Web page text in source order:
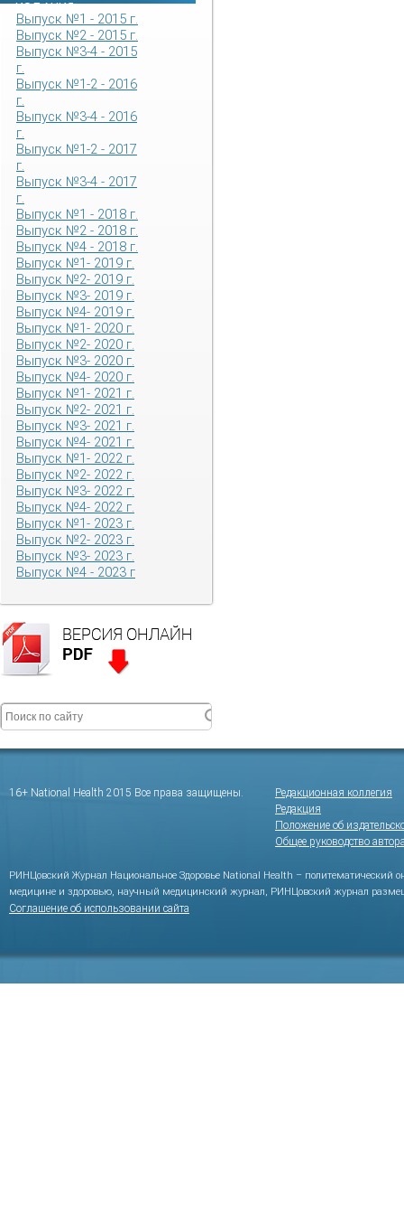
ИЗДАНИЯ
Выпуск №1 - 2015 г.
Выпуск №2 - 2015 г.
Выпуск №3-4 - 2015
г.
Выпуск №1-2 - 2016
г.
Выпуск №3-4 - 2016
г.
Выпуск №1-2 - 2017
г.
Выпуск №3-4 - 2017
г.
Выпуск №1 - 2018 г.
Выпуск №2 - 2018 г.
Выпуск №4 - 2018 г.
Выпуск №1- 2019 г.
Выпуск №2- 2019 г.
Выпуск №3- 2019 г.
Выпуск №4- 2019 г.
Выпуск №1- 2020 г.
Выпуск №2- 2020 г.
Выпуск №3- 2020 г.
Выпуск №4- 2020 г.
Выпуск №1- 2021 г.
Выпуск №2- 2021 г.
Выпуск №3- 2021 г.
Выпуск №4- 2021 г.
Выпуск №1- 2022 г.
Выпуск №2- 2022 г.
Выпуск №3- 2022 г.
Выпуск №4- 2022 г.
Выпуск №1- 2023 г.
Выпуск №2- 2023 г.
Выпуск №3- 2023 г.
Выпуск №4 - 2023 г
16+ National Health 2015 Все права защищены.
Редакционная коллегия
Редакция
Положение об
Общее руководство
РИНЦовский Журнал Национальное Здоровье National Health –
медицине и здоровью, научный медицинский журнал, РИНЦовский журнал
Соглашение об использовании сайта